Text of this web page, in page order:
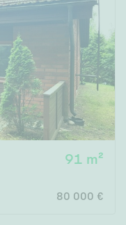
91 m²
80 000 €